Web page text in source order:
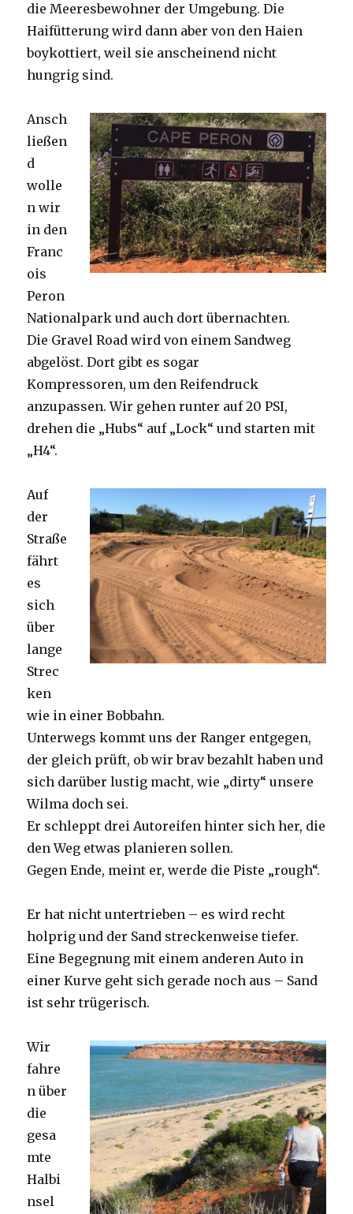
die Meeresbewohner der Umgebung. Die
Haifütterung wird dann aber von den Haien
boykottiert, weil sie anscheinend nicht
hungrig sind.
Ansch
ließen
d
wolle
n wir
in den
Franc
ois
Peron
Nationalpark und auch dort übernachten.
Die Gravel Road wird von einem Sandweg
abgelöst. Dort gibt es sogar
Kompressoren, um den Reifendruck
anzupassen. Wir gehen runter auf 20 PSI,
drehen die „Hubs“ auf „Lock“ und starten mit
„H4“.
Auf
der
Straße
fährt
es
sich
über
lange
Strec
ken
wie in einer Bobbahn.
Unterwegs kommt uns der Ranger entgegen,
der gleich prüft, ob wir brav bezahlt haben und
sich darüber lustig macht, wie „dirty“ unsere
Wilma doch sei.
Er schleppt drei Autoreifen hinter sich her, die
den Weg etwas planieren sollen.
Gegen Ende, meint er, werde die Piste „rough“.
Er hat nicht untertrieben – es wird recht
holprig und der Sand streckenweise tiefer.
Eine Begegnung mit einem anderen Auto in
einer Kurve geht sich gerade noch aus – Sand
ist sehr trügerisch.
Wir
fahre
n über
die
gesa
mte
Halbi
nsel